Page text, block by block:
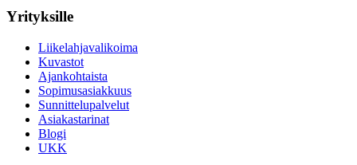
Yrityksille
Liikelahjavalikoima
Kuvastot
Ajankohtaista
Sopimusasiakkuus
Sunnittelupalvelut
Asiakastarinat
Blogi
UKK